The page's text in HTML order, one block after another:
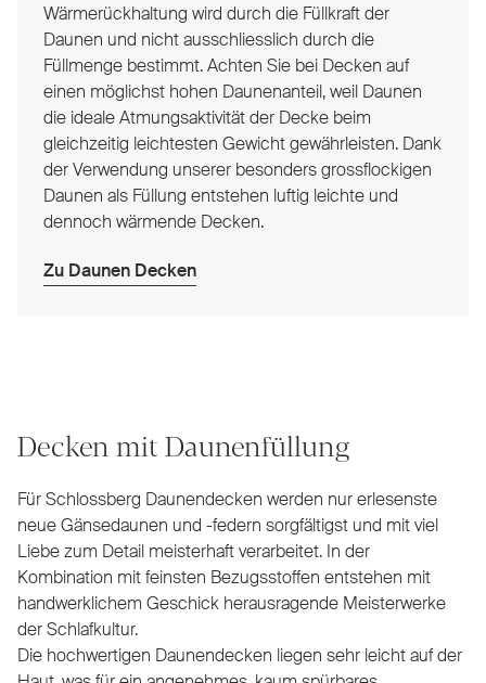
Wärmerückhaltung wird durch die Füllkraft der
Daunen und nicht ausschliesslich durch die
Füllmenge bestimmt. Achten Sie bei Decken auf
einen möglichst hohen Daunenanteil, weil Daunen
die ideale Atmungsaktivität der Decke beim
gleichzeitig leichtesten Gewicht gewährleisten. Dank
der Verwendung unserer besonders grossflockigen
Daunen als Füllung entstehen luftig leichte und
dennoch wärmende Decken.
Zu Daunen Decken
Decken mit Daunenfüllung
Für Schlossberg Daunendecken werden nur erlesenste
neue Gänsedaunen und -federn sorgfältigst und mit viel
Liebe zum Detail meisterhaft verarbeitet. In der
Kombination mit feinsten Bezugsstoffen entstehen mit
handwerklichem Geschick herausragende Meisterwerke
der Schlafkultur.
Die hochwertigen Daunendecken liegen sehr leicht auf der